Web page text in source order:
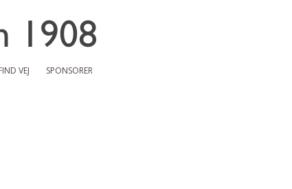
VEJ SPONSORER